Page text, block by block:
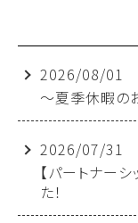
2026/08/01
～夏季休暇の
2026/07/31
【パートナー
た！